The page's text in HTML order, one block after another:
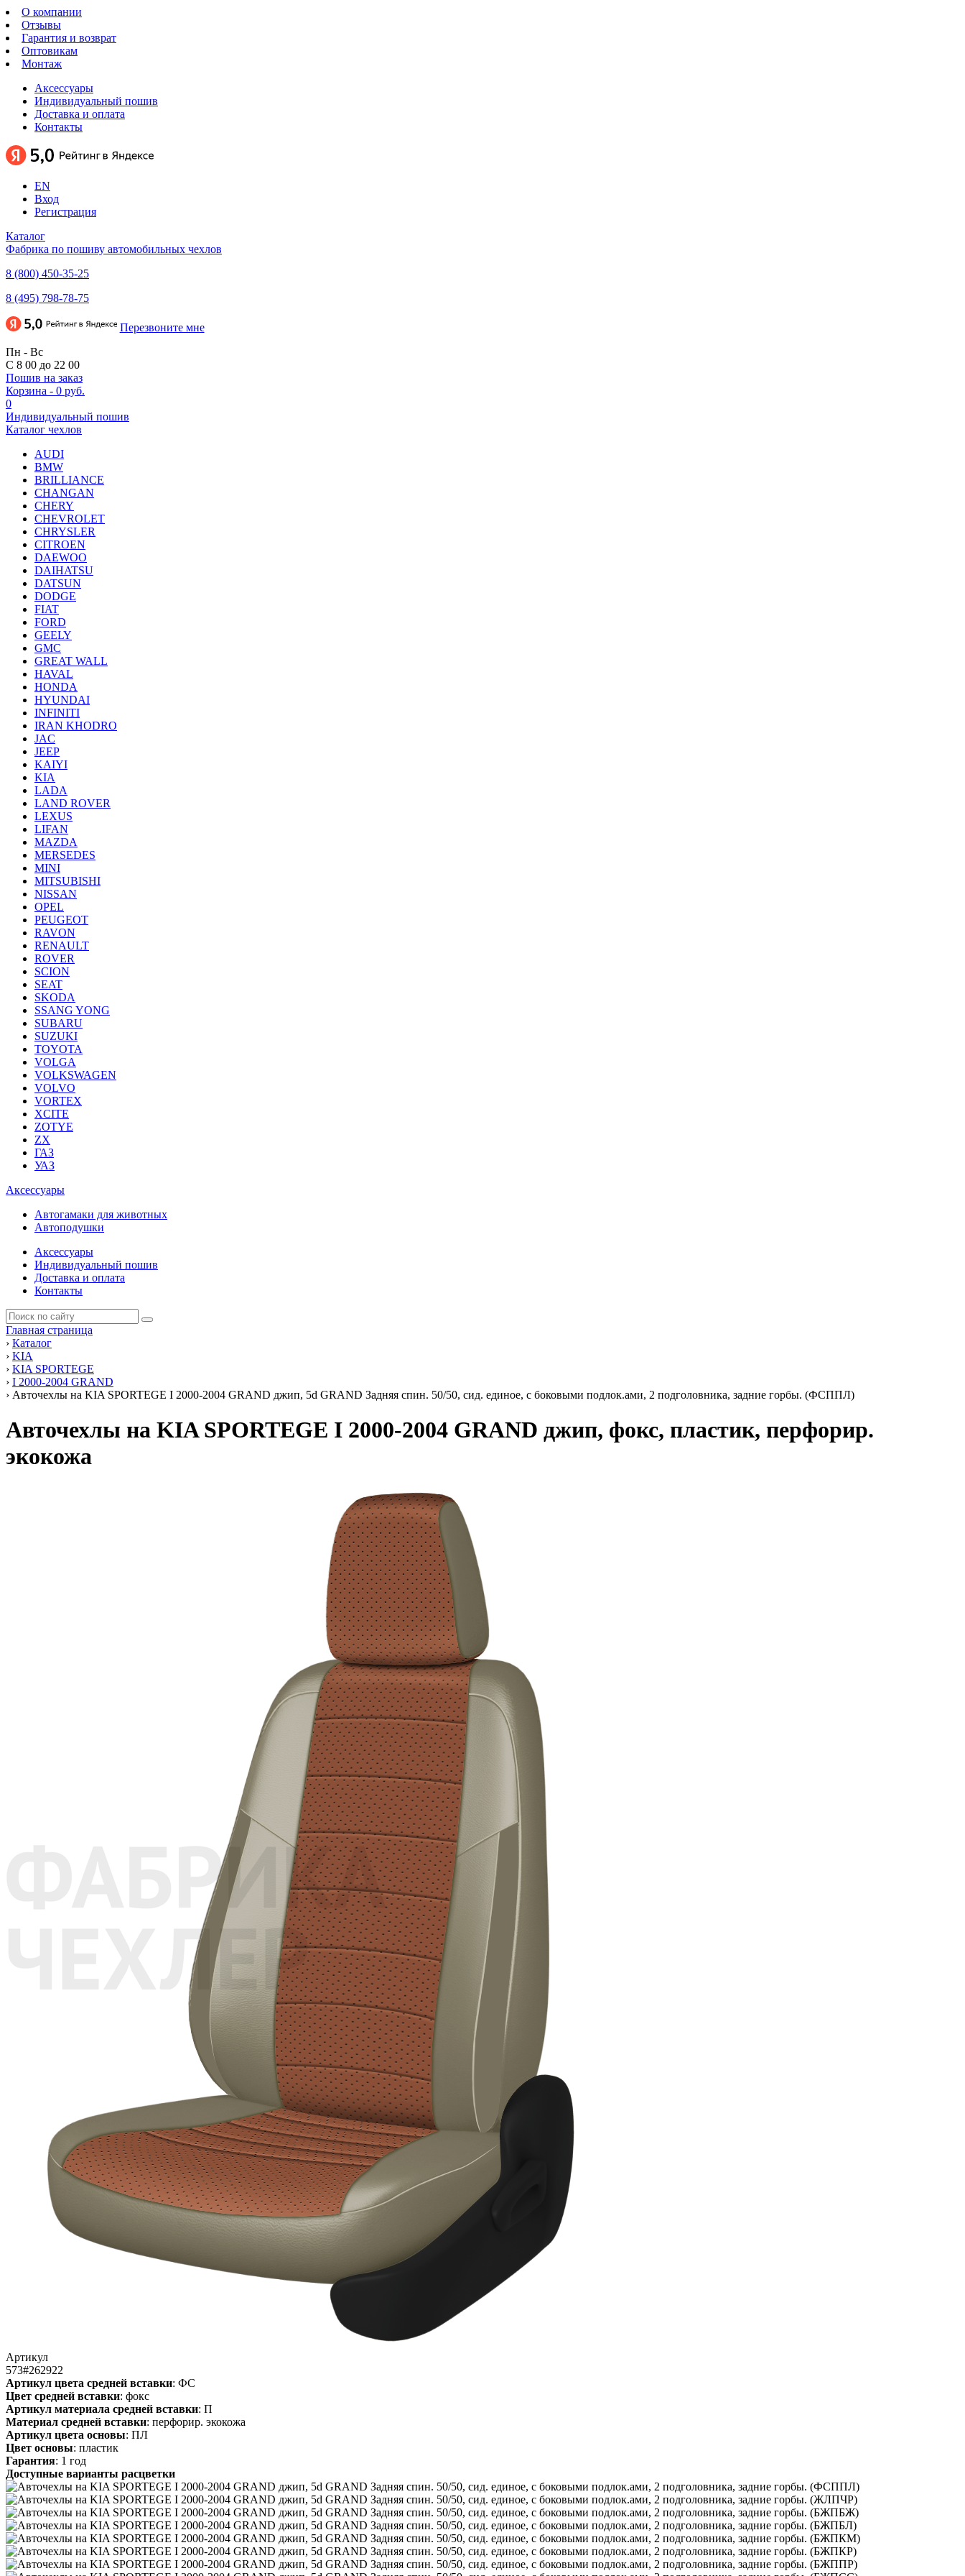
О компании
Отзывы
Гарантия и возврат
Оптовикам
Монтаж
Аксессуары
Индивидуальный пошив
Доставка и оплата
Контакты
EN
Вход
Регистрация
Каталог
Фабрика по пошиву автомобильных чехлов
8 (800) 450-35-25
8 (495) 798-78-75
Перезвоните мне
Пн - Вс
С 8 00 до 22 00
Пошив на заказ
Корзина - 0 руб.
0
Индивидуальный пошив
Каталог чехлов
AUDI
BMW
BRILLIANCE
CHANGAN
CHERY
CHEVROLET
CHRYSLER
CITROEN
DAEWOO
DAIHATSU
DATSUN
DODGE
FIAT
FORD
GEELY
GMC
GREAT WALL
HAVAL
HONDA
HYUNDAI
INFINITI
IRAN KHODRO
JAC
JEEP
KAIYI
KIA
LADA
LAND ROVER
LEXUS
LIFAN
MAZDA
MERSEDES
MINI
MITSUBISHI
NISSAN
OPEL
PEUGEOT
RAVON
RENAULT
ROVER
SCION
SEAT
SKODA
SSANG YONG
SUBARU
SUZUKI
TOYOTA
VOLGA
VOLKSWAGEN
VOLVO
VORTEX
XCITE
ZOTYE
ZX
ГАЗ
УАЗ
Аксессуары
Автогамаки для животных
Автоподушки
Аксессуары
Индивидуальный пошив
Доставка и оплата
Контакты
Главная страница
› Каталог
› KIA
› KIA SPORTEGE
› I 2000-2004 GRAND
› Авточехлы на KIA SPORTEGE I 2000-2004 GRAND джип, 5d GRAND Задняя спин. 50/50, сид. единое, с боковыми подлок.ами, 2 подголовника, задние горбы. (ФСППЛ)
Авточехлы на KIA SPORTEGE I 2000-2004 GRAND джип, фокс, пластик, перфорир.
экокожа
Артикул
573#262922
Артикул цвета средней вставки: ФС
Цвет средней вставки: фокс
Артикул материала средней вставки: П
Материал средней вставки: перфорир. экокожа
Артикул цвета основы: ПЛ
Цвет основы: пластик
Гарантия: 1 год
Доступные варианты расцветки